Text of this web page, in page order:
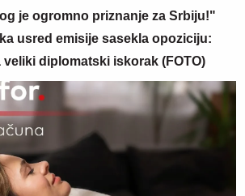
je ogromno priznanje za Srbiju!"
usred emisije sasekla opoziciju:
diplomatski iskorak (FOTO)